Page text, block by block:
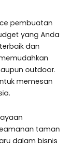
pembuatan
yang Anda
dan
outdoor.
memesan
taman
dalam bisnis